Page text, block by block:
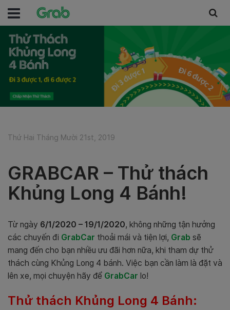
Thứ Hai Tháng Mười 21st, 2019
GRABCAR – Thử thách
Khủng Long 4 Bánh!
Từ ngày 6/1/2020 – 19/1/2020, không những tận hưởng
các chuyến đi GrabCar thoải mái và tiện lợi, Grab sẽ
mang đến cho bạn nhiều ưu đãi hơn nữa, khi tham dự thử
thách cùng Khủng Long 4 bánh. Việc bạn cần làm là đặt và
lên xe, mọi chuyện hãy để GrabCar lo!
Thử thách Khủng Long 4 Bánh: